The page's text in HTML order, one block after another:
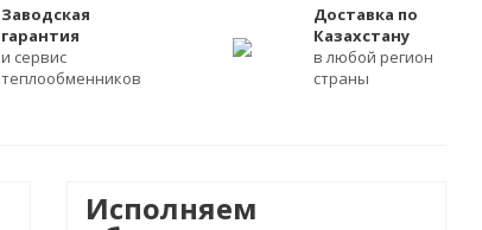
Заводская
гарантия
и сервис
теплообменников
Доставка по
Казахстану
в любой регион
страны
Исполняем